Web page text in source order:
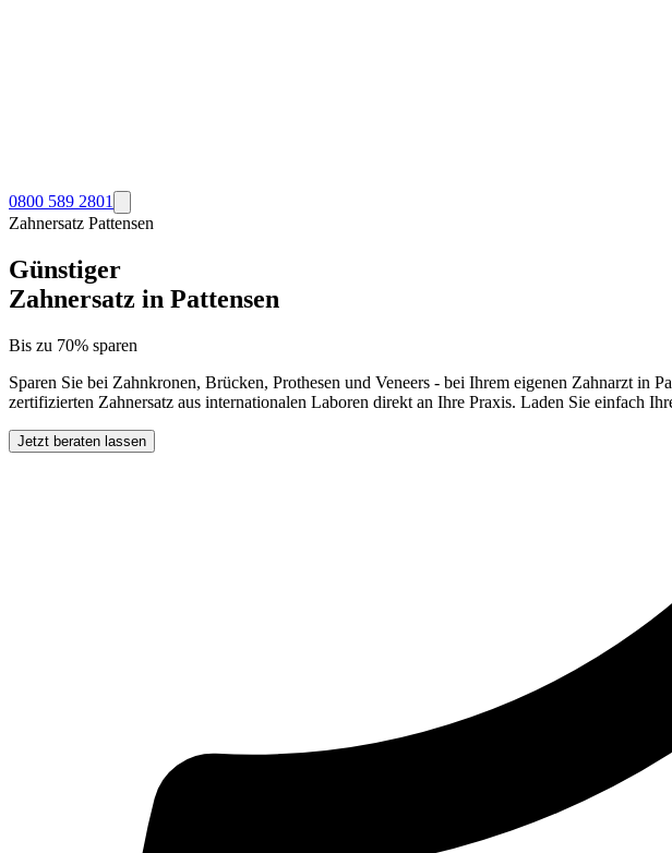
0800 589 2801
Zahnersatz Pattensen
Günstiger
Zahnersatz in Pattensen
Bis zu 70% sparen
Sparen Sie bei Zahnkronen, Brücken, Prothesen und Veneers - bei Ihrem eigenen Zahnarzt in
zertifizierten Zahnersatz aus internationalen Laboren direkt an Ihre Praxis. Laden Sie einfach
Jetzt beraten lassen